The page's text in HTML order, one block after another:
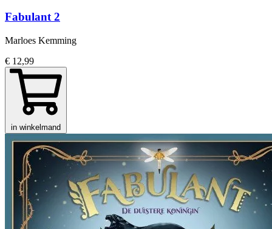
Fabulant 2
Marloes Kemming
€ 12,99
in winkelmand